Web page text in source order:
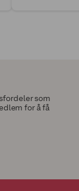
som
for å få